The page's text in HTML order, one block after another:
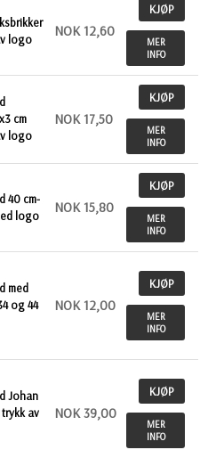
logo
NOK 12,60
KJØP
MER
INFO
cm
logo
NOK 17,50
KJØP
MER
INFO
40 cm-
logo
NOK 15,80
KJØP
MER
INFO
med
og 44
NOK 12,00
KJØP
MER
INFO
Johan
av
NOK 39,00
KJØP
MER
INFO